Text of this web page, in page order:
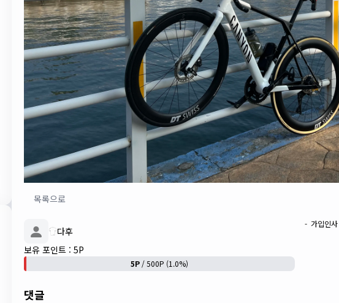
목록으로
다후
보유 포인트 : 5P
5P / 500P (1.0%)
- 가입인
댓글